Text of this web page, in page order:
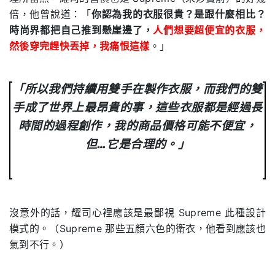
倍，他曾說道：「你認為我的衣服很貴？是跟什麼相比？
時尚界都把自己推到懸崖邊了， 人們想要超便宜的衣服，
然後穿完趕快丟掉，我痛恨這樣 。」
「所以我們持續用雙手在製作衣服，而我們的雙
手成了世界上最昂貴的事，這些衣服都是經過長
時間的過程創作，我的商品價格可能不便宜，
但…它是合理的。」
沒意外的話，耀司心裡應該是最鄙視 Supreme 此種設計
模式的。（Supreme 那些五顏六色的衛衣，他看到應該也
氣到不行。）